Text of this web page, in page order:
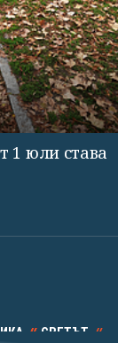
1 юли става
СВЕТЪТ